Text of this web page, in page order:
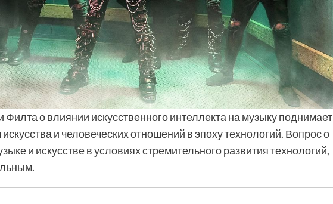
о влиянии искусственного интеллекта на музыку поднимает
и человеческих отношений в эпоху технологий. Вопрос о
и искусстве в условиях стремительного развития технологий,